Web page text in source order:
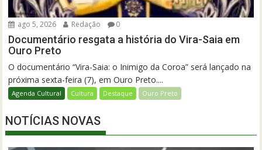
ago 5, 2026 Redação 0
Documentário resgata a história do Vira-Saia em
Ouro Preto
O documentário “Vira-Saia: o Inimigo da Coroa” será lançado na
próxima sexta-feira (7), em Ouro Preto....
Agenda Cultural Cultura Destaque Ouro Preto
NOTÍCIAS NOVAS